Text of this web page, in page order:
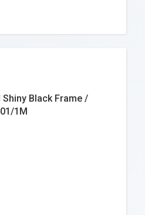
Black Frame /
1M